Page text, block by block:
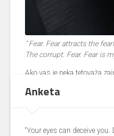
" Fear. Fear attracts the
The corrupt. Fear. Fear is
Ako vas je neka tetovaža
termin (uz Star Wars
Anketa
“Your eyes can deceive